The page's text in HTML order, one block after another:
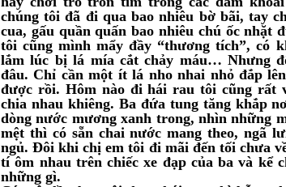
chúng tôi đã đi qua bao nhiêu bờ bãi, tay
cua, gấu quần quấn bao nhiêu chú ốc nhặt
tôi cũng mình mẩy đầy “thương tích”, có
lắm lúc bị lá mía cắt chảy máu… Nhưng
đâu. Chỉ cần một ít lá nho nhai nhỏ đắp
được rồi. Hôm nào đi hái rau tôi cũng rất
chia nhau khiêng. Ba đứa tung tăng khắp
dòng nước mương xanh trong, nhìn những
mệt thì có sẵn chai nước mang theo, ngã
ngủ. Đôi khi chị em tôi đi mãi đến tối chưa
tí ôm nhau trên chiếc xe đạp của ba và kể
những gì.